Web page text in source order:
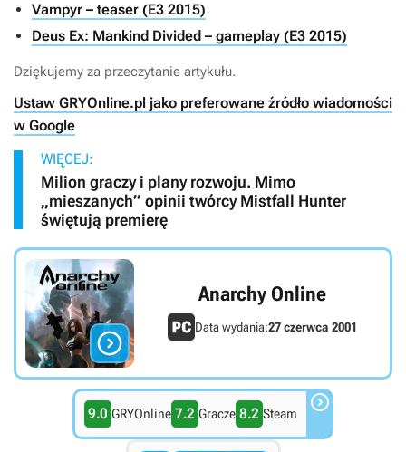
Vampyr – teaser (E3 2015)
Deus Ex: Mankind Divided – gameplay (E3 2015)
Dziękujemy za przeczytanie artykułu.
Ustaw GRYOnline.pl jako preferowane źródło wiadomości
w Google
WIĘCEJ:
Milion graczy i plany rozwoju. Mimo
„mieszanych” opinii twórcy Mistfall Hunter
świętują premierę

Anarchy Online
Data wydania:27 czerwca 2001
9.0 GRYOnline 7.2 Gracze 8.2 Steam 